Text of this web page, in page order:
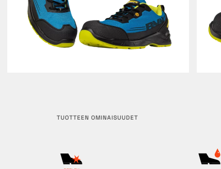
TUOTTEEN OMINAISUUDET